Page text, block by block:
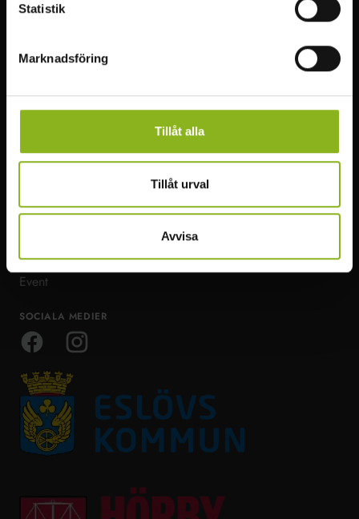
Statistik
Marknadsföring
Tillåt alla
Tillåt urval
Avvisa
Upplev den underbara naturen i Mittskåne. Vandra genom
bokskogen, besök slott, fiska, simma eller paddla i sjöarna.
Läs mer
Att göra
Mat & dryck
Restips
Event
MER VISIT MITTSKÅNE
Infopoints
Bra att veta
Ta dig runt
Om Visit Mittskåne
SOCIALA MEDIER
Facebook